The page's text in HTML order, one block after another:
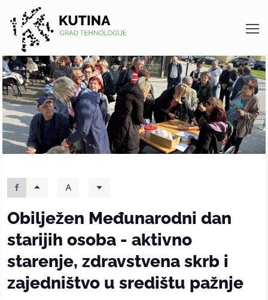
Kutina
Obilježen Međunarodni dan
starijih osoba - aktivno
starenje, zdravstvena skrb i
zajedništvo u središtu pažnje